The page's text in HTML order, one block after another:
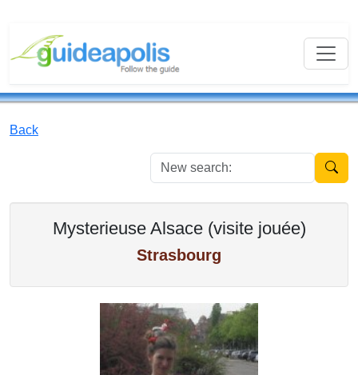
Back
New
Mysterieuse Alsace (visite jouée)
Strasbourg